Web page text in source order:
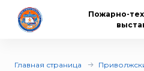
Пожарно-
Главная страница